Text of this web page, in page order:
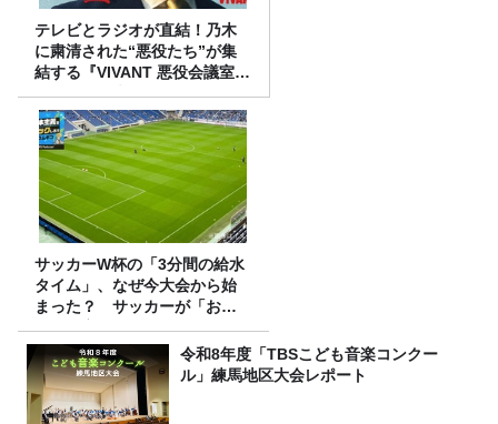
テレビとラジオが直結！乃木
に粛清された“悪役たち”が集
結する『VIVANT 悪役会議室』
7/26(日)23時スタート！
サッカーW杯の「3分間の給水
タイム」、なぜ今大会から始
まった？ サッカーが「お
金」に変わる仕組み
令和8年度「TBSこども音楽コンクー
ル」練馬地区大会レポート